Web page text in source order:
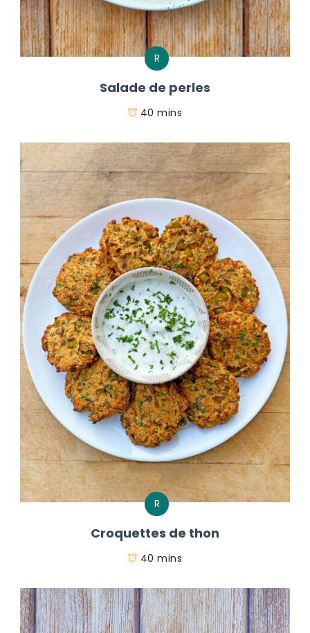
R
Salade de perles
40 mins
R
Croquettes de thon
40 mins